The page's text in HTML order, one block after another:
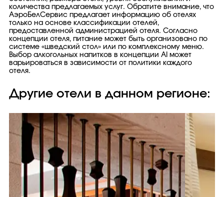
количества предлагаемых услуг. Обратите внимание, что
АэроБелСервис предлагает информацию об отелях
только на основе классификации отелей,
предоставленной администрацией отеля. Согласно
концепции отеля, питание может быть организовано по
системе «шведский стол» или по комплексному меню.
Выбор алкогольных напитков в концепции AI может
варьироваться в зависимости от политики каждого
отеля.
Другие отели в данном регионе: